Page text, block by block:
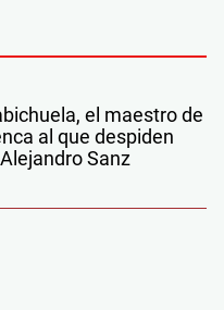
el maestro de
al que despiden
Sanz